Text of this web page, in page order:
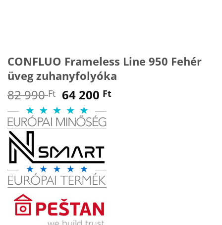
CONFLUO Frameless Line 950 Fehér
üveg zuhanyfolyóka
82 990Ft Original
price
was:
82
990 Ft.
64 200 FtCurrent